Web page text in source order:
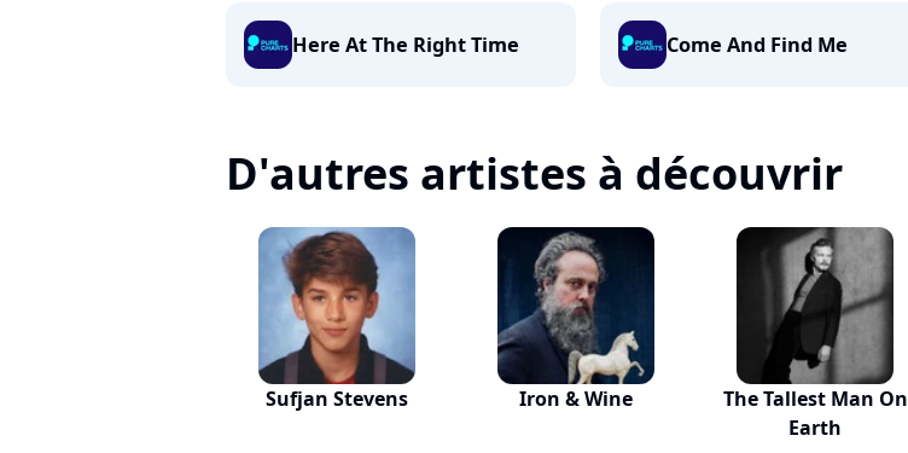
Here At The Right Time Come And Find Me
D'autres artistes à découvrir
Sufjan Stevens Iron & Wine
The Tallest Man On
Earth